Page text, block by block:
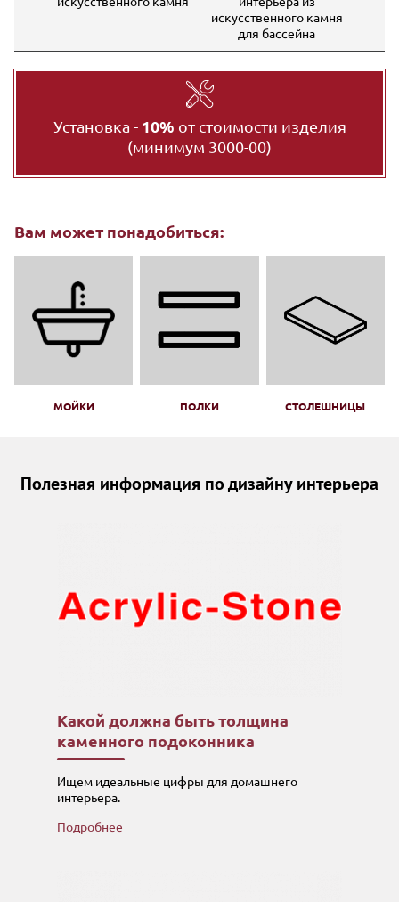
искусственного камня
для бассейна
Установка - 10% от стоимости изделия
(минимум 3000-00)
Вам может понадобиться:
МОЙКИ ПОЛКИ СТОЛЕШНИЦЫ
Полезная информация по дизайну интерьера
Какой должна быть толщина
каменного подоконника
Ищем идеальные цифры для домашнего
интерьера.
Подробнее